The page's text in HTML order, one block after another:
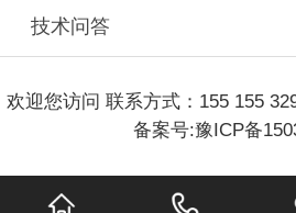
技术问答
欢迎您访问 联系方式：155 155
备案号:豫ICP备